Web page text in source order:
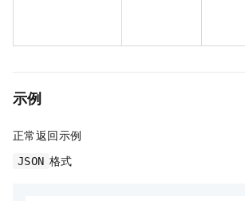
示例
正常返回示例
JSON 格式